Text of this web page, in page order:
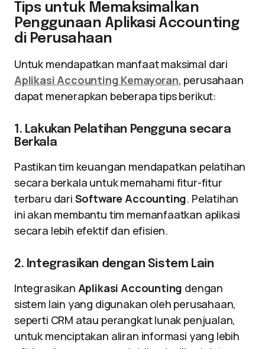
Tips untuk Memaksimalkan
Penggunaan Aplikasi Accounting
di Perusahaan
Untuk mendapatkan manfaat maksimal dari
Aplikasi Accounting Kemayoran, perusahaan
dapat menerapkan beberapa tips berikut:
1. Lakukan Pelatihan Pengguna secara
Berkala
Pastikan tim keuangan mendapatkan pelatihan
secara berkala untuk memahami fitur-fitur
terbaru dari Software Accounting. Pelatihan
ini akan membantu tim memanfaatkan aplikasi
secara lebih efektif dan efisien.
2. Integrasikan dengan Sistem Lain
Integrasikan Aplikasi Accounting dengan
sistem lain yang digunakan oleh perusahaan,
seperti CRM atau perangkat lunak penjualan,
untuk menciptakan aliran informasi yang lebih